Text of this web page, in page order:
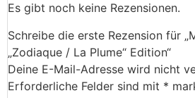
Es gibt noch keine Rezensionen.
Schreibe die erste Rezension für
„Zodiaque / La Plume“ Edition“
Deine E-Mail-Adresse wird nicht
Erforderliche Felder sind mit *